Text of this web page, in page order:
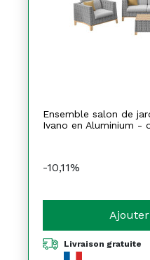
Ensemble salon de
Ivano en Aluminium -
-10,11%
Livraison gratuite